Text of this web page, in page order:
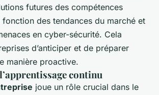
futures des compétences
fonction des tendances du marché et
en cyber-sécurité. Cela
d’anticiper et de préparer
manière proactive.
continu
joue un rôle crucial dans le